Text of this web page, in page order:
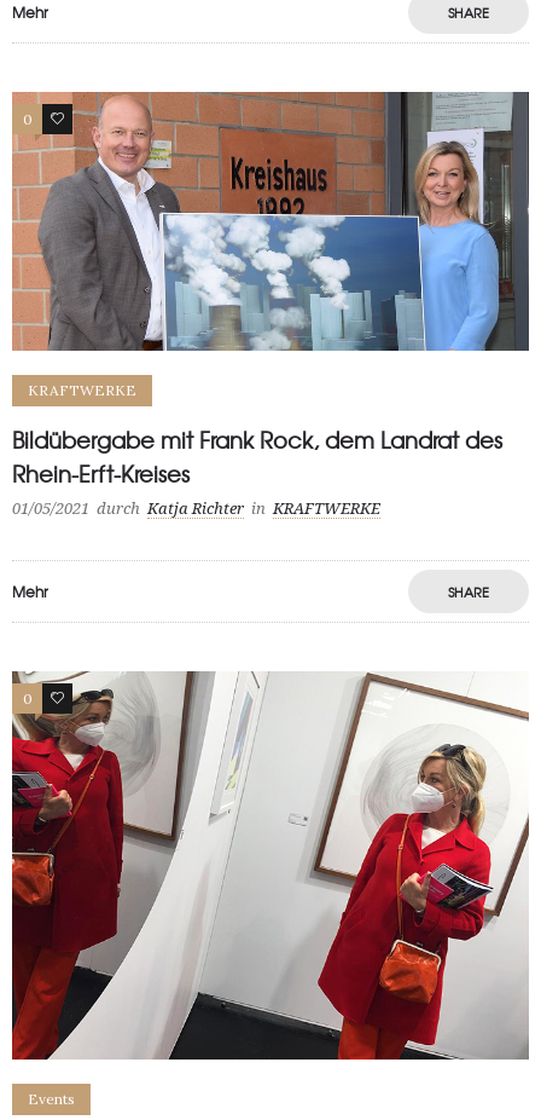
Mehr SHARE
0 1
KRAFTWERKE
Bildübergabe mit Frank Rock, dem Landrat des
Rhein-Erft-Kreises
01/05/2021 durch Katja Richter in KRAFTWERKE
Mehr SHARE
0 0
Events